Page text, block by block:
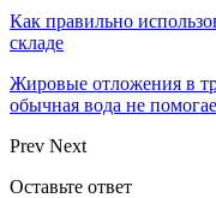
Как правильно
складе
Жировые отложения в
обычная вода не
Prev Next
Оставьте ответ